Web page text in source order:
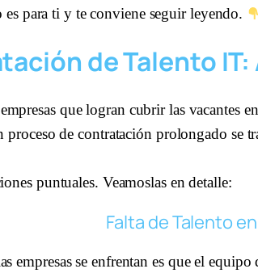
es para ti y te conviene seguir leyendo.
de Talento
que logran cubrir las vacantes
proceso de contratación prolongado se
puntuales. Veamoslas en detalle:
Falta de Talento
empresas se enfrentan es que el